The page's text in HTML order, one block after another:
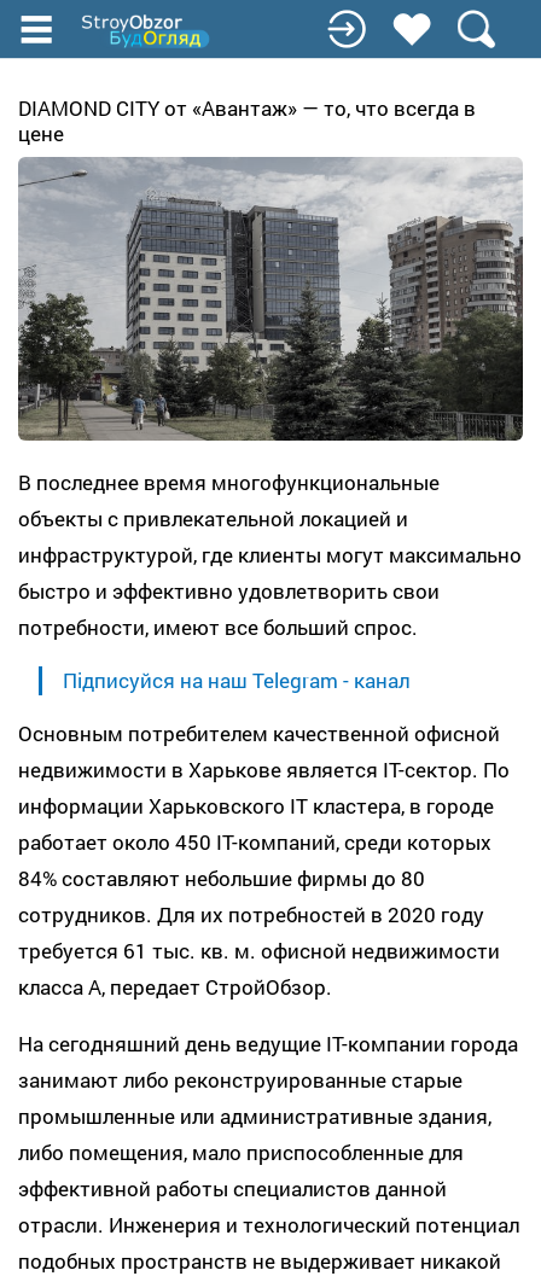
Перейти
содержанию
DIAMOND CITY от «Авантаж» — то, что всегда в
цене
В последнее время многофункциональные
объекты с привлекательной локацией и
инфраструктурой, где клиенты могут максимально
быстро и эффективно удовлетворить свои
потребности, имеют все больший спрос.
Підписуйся на наш Telegram - канал
Основным потребителем качественной офисной
недвижимости в Харькове является IT-cектор. По
информации Харьковского IT кластера, в городе
работает около 450 IT-компаний, среди которых
84% составляют небольшие фирмы до 80
сотрудников. Для их потребностей в 2020 году
требуется 61 тыс. кв. м. офисной недвижимости
класса А, передает СтройОбзор.
На сегодняшний день ведущие IТ-компании города
занимают либо реконструированные старые
промышленные или административные здания,
либо помещения, мало приспособленные для
эффективной работы специалистов данной
отрасли. Инженерия и технологический потенциал
подобных пространств не выдерживает никакой